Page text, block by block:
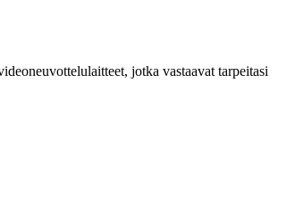
jotka vastaavat tarpeitasi